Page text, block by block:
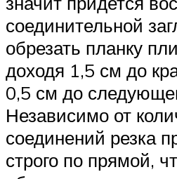
соединительной
обрезать планку
доходя 1,5 см до
0,5 см до
Независимо от
соединений резка
строго по прямой,